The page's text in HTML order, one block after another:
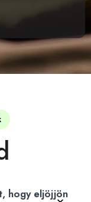
hogy eljöjjön